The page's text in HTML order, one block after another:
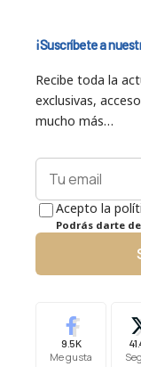
¡Suscríbete a
Recibe toda la
exclusivas,
mucho más…
Acepto la
Podrás darte
9.5K
Me gusta